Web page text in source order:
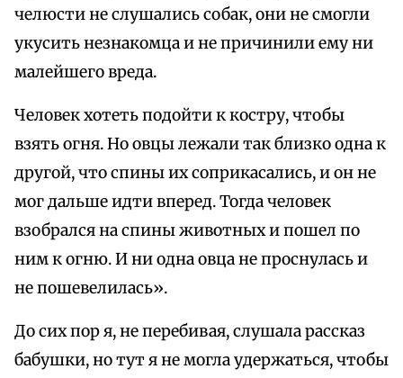
челюсти не слушались собак, они не смогли
укусить незнакомца и не причинили ему ни
малейшего вреда.
Человек хотеть подойти к костру, чтобы
взять огня. Но овцы лежали так близко одна к
другой, что спины их соприкасались, и он не
мог дальше идти вперед. Тогда человек
взобрался на спины животных и пошел по
ним к огню. И ни одна овца не проснулась и
не пошевелилась».
До сих пор я, не перебивая, слушала рассказ
бабушки, но тут я не могла удержаться, чтобы